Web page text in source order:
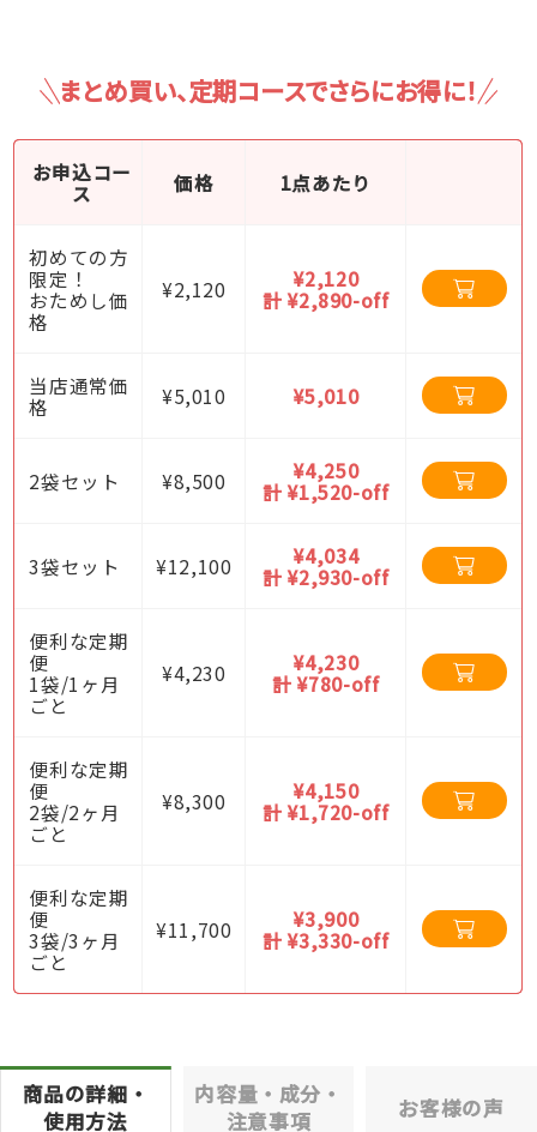
まとめ買い、定期コースでさらにお得に！
お申込コー
ス
価格 1点あたり
初めての方
限定！
おためし価
格
¥2,120
¥2,120
計 ¥2,890-off
当店通常価
格
¥5,010 ¥5,010
2袋セット ¥8,500
¥4,250
計 ¥1,520-off
3袋セット ¥12,100
¥4,034
計 ¥2,930-off
便利な定期
便
1袋/1ヶ月
ごと
¥4,230
¥4,230
計 ¥780-off
便利な定期
便
2袋/2ヶ月
ごと
¥8,300
¥4,150
計 ¥1,720-off
便利な定期
便
3袋/3ヶ月
ごと
¥11,700
¥3,900
計 ¥3,330-off
商品の詳細・
使用方法
内容量・成分・
注意事項
お客様の声